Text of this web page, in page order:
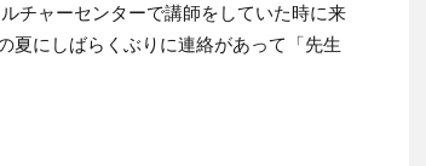
チャーセンターで講師をしていた時に来
夏にしばらくぶりに連絡があって「先生